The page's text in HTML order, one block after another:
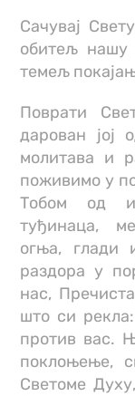
Сачувај
обитељ нашу
темељ
Поврати
дарован јој
молитава и
поживимо у
Тобом од
туђинаца,
огња, глади
раздора у
нас,
што си
против вас.
поклоњење,
Светоме